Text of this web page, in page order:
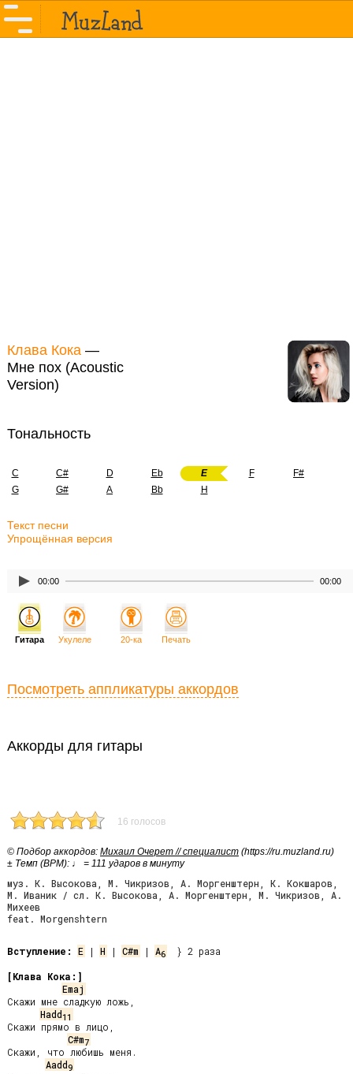
Клава Кока —
Мне пох (Acoustic
Version)
Тональность
C C# D Eb E F
F#
G
G# A Bb H
Текст песни
Упрощённая версия
00:00 00:00
Аккорды для гитары
16 голосов
© Подбор аккордов: Михаил Очерет // специалист (https://ru.muzland.ru)
± Темп (BPM): ♩ = 111 ударов в минуту
муз. К. Высокова, М. Чикризов, А. Моргенштерн, К. Кокшаров,
М. Иваник / сл. К. Высокова, А. Моргенштерн, М. Чикризов, А.
Михеев
feat. Morgenshtern
Вступление: E | H | C#m | A6
  } 2 раза
[Клава Кока:]
Emaj
Скажи мне сладкую ложь,
Hadd11
Скажи прямо в лицо,
C#m7
Скажи, что любишь меня.
Aadd9
Гитара Укулеле 20-ка Печать
Посмотреть аппликатуры аккордов